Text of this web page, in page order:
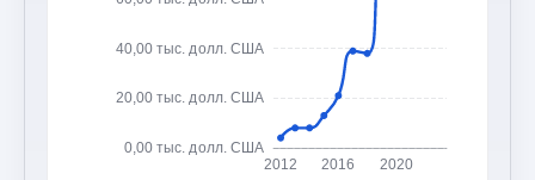
0,00 тыс. долл. США
20,00 тыс. долл. США
40,00 тыс. долл. США
2012 2016 2020